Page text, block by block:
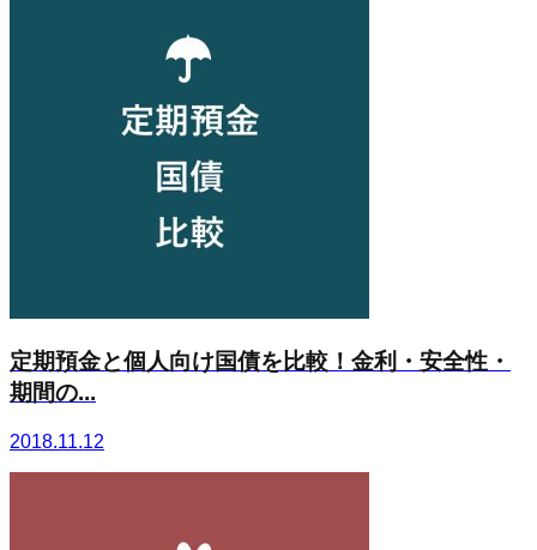
定期預金と個人向け国債を比較！金利・安全性・
期間の...
2018.11.12